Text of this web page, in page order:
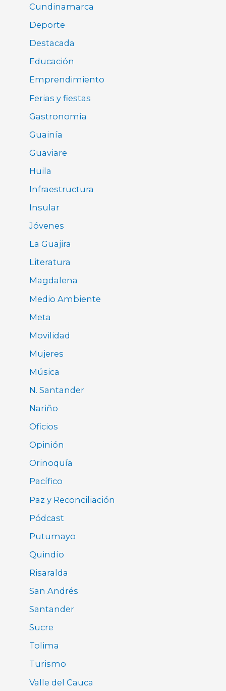
Cundinamarca
Deporte
Destacada
Educación
Emprendimiento
Ferias y fiestas
Gastronomía
Guainía
Guaviare
Huila
Infraestructura
Insular
Jóvenes
La Guajira
Literatura
Magdalena
Medio Ambiente
Meta
Movilidad
Mujeres
Música
N. Santander
Nariño
Oficios
Opinión
Orinoquía
Pacífico
Paz y Reconciliación
Pódcast
Putumayo
Quindío
Risaralda
San Andrés
Santander
Sucre
Tolima
Turismo
Valle del Cauca